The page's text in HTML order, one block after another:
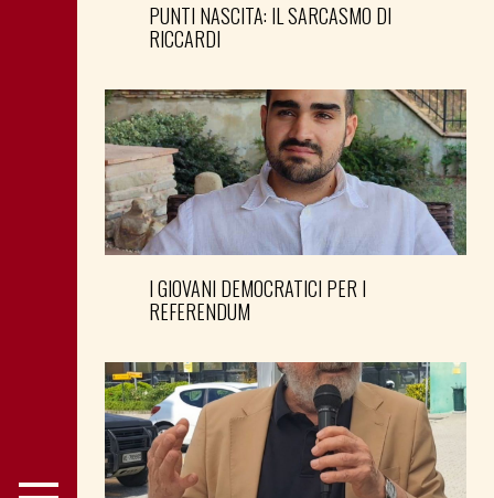
PUNTI NASCITA: IL SARCASMO DI
RICCARDI
I GIOVANI DEMOCRATICI PER I
REFERENDUM